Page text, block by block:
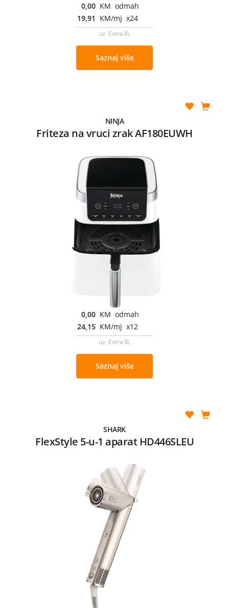
0,00 KM odmah
19,91 KM/mj x24
uz Extra XL
Saznaj više
NINJA
Friteza na vruci zrak AF180EUWH
0,00 KM odmah
24,15 KM/mj x12
uz Extra XL
Saznaj više
SHARK
FlexStyle 5-u-1 aparat HD446SLEU